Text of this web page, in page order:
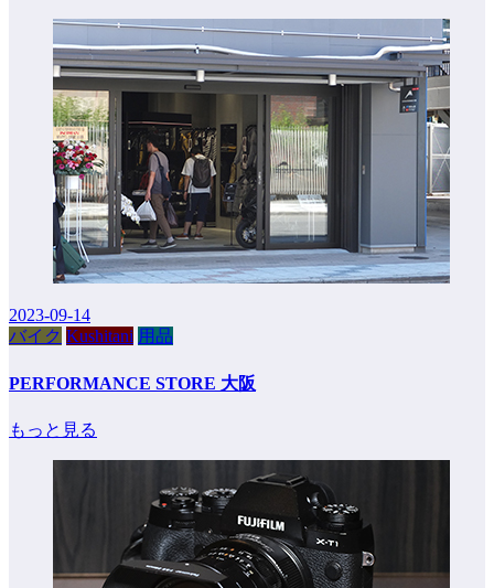
2023-09-14
バイク Kushitani 用品
PERFORMANCE STORE 大阪
もっと見る